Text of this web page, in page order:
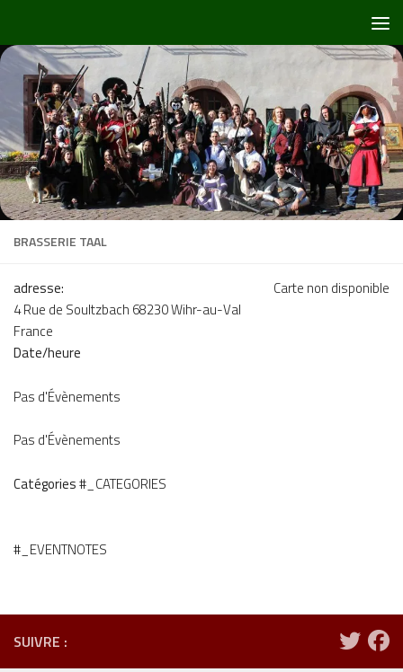
BRASSERIE TAAL
Carte non disponible
adresse:
4 Rue de Soultzbach 68230 Wihr-au-Val
France
Date/heure
Pas d'Évènements
Pas d'Évènements
Catégories#_CATEGORIES
#_EVENTNOTES
SUIVRE :